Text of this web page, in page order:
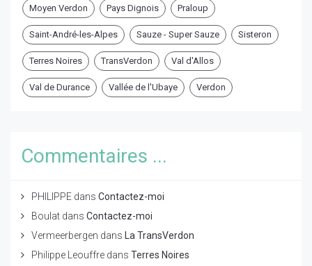
Moyen Verdon Pays Dignois Praloup
Saint-André-les-Alpes Sauze - Super Sauze Sisteron
Terres Noires TransVerdon Val d'Allos
Val de Durance Vallée de l'Ubaye Verdon
Commentaires ...
PHILIPPE dans Contactez-moi
Boulat dans Contactez-moi
Vermeerbergen dans La TransVerdon
Philippe Leouffre dans Terres Noires